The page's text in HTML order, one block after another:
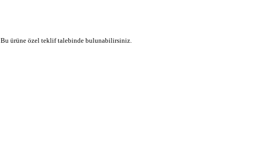
Bu ürüne özel teklif talebinde bulunabilirsiniz.